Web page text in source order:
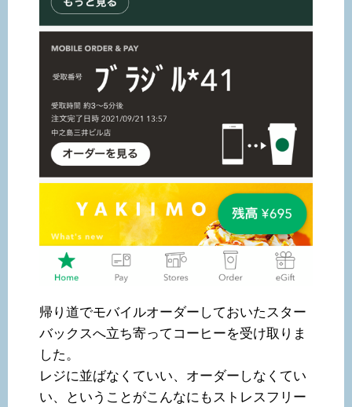
帰り道でモバイルオーダーしておいたスター
バックスへ立ち寄ってコーヒーを受け取りま
した。
レジに並ばなくていい、オーダーしなくてい
い、ということがこんなにもストレスフリー